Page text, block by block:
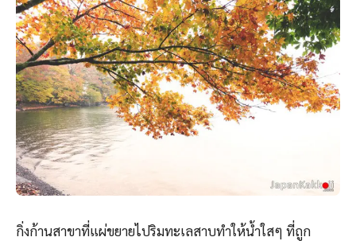
กิ่งก้านสาขาที่แผ่ขยายไปริมทะเลสาบทำให้น้ำใสๆ ที่ถูก